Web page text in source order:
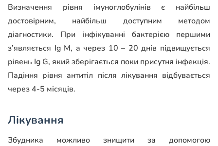
Визначення рівня імуноглобулінів є найбільш
достовірним, найбільш доступним методом
діагностики. При інфікуванні бактерією першими
з’являється Ig M, а через 10 – 20 днів підвищується
рівень Ig G, який зберігається поки присутня інфекція.
Падіння рівня антитіл після лікування відбувається
через 4-5 місяців.
Лікування
Збудника можливо знищити за допомогою